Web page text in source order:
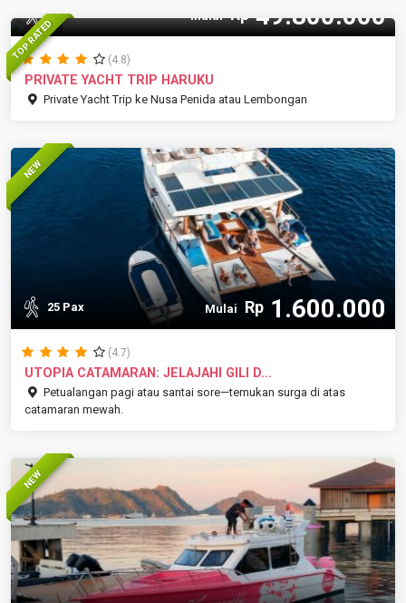
TOP RATED
30 Pax Mulai Rp49.800.000
(4.8)
PRIVATE YACHT TRIP HARUKU
Private Yacht Trip ke Nusa Penida atau Lembongan
NEW
25 Pax Mulai Rp 1.600.000
(4.7)
UTOPIA CATAMARAN: JELAJAHI GILI D...
Petualangan pagi atau santai sore—temukan surga di atas
catamaran mewah.
NEW